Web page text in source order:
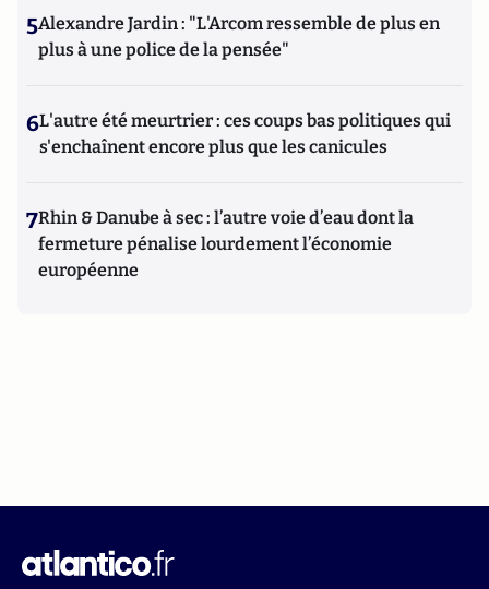
5Alexandre Jardin : "L'Arcom ressemble de plus en
plus à une police de la pensée"
6L'autre été meurtrier : ces coups bas politiques qui
s'enchaînent encore plus que les canicules
7Rhin & Danube à sec : l’autre voie d’eau dont la
fermeture pénalise lourdement l’économie
européenne